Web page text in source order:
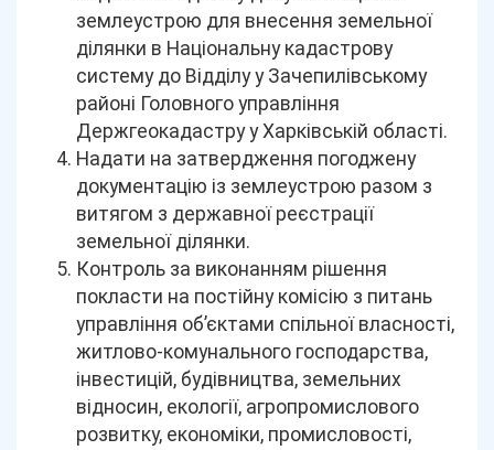
землеустрою для внесення земельної
ділянки в Національну кадастрову
систему до Відділу у Зачепилівському
районі Головного управління
Держгеокадастру у Харківській області.
Надати на затвердження погоджену
документацію із землеустрою разом з
витягом з державної реєстрації
земельної ділянки.
Контроль за виконанням рішення
покласти на постійну комісію з питань
управління об’єктами спільної власності,
житлово-комунального господарства,
інвестицій, будівництва, земельних
відносин, екології, агропромислового
розвитку, економіки, промисловості,